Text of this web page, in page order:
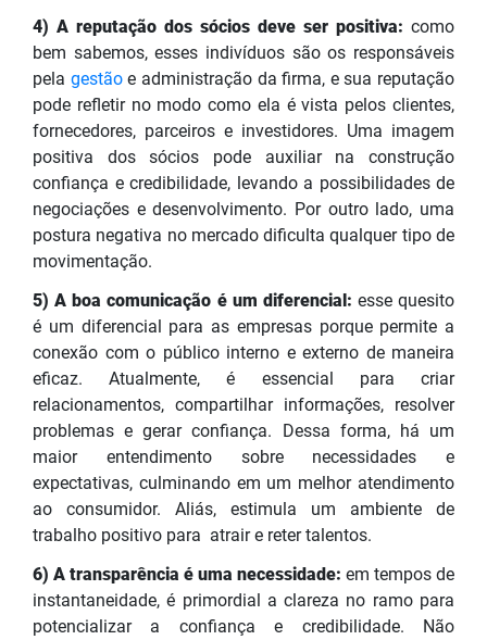
4) A reputação dos sócios deve ser positiva: como
bem sabemos, esses indivíduos são os responsáveis
pela gestãoe administração da firma, e sua reputação
pode refletir no modo como ela é vista pelos clientes,
fornecedores, parceiros e investidores. Uma imagem
positiva dos sócios pode auxiliar na construção
confiança e credibilidade, levando a possibilidades de
negociações e desenvolvimento. Por outro lado, uma
postura negativa no mercado dificulta qualquer tipo de
movimentação.
5) A boa comunicação é um diferencial: esse quesito
é um diferencial para as empresas porque permite a
conexão com o público interno e externo de maneira
eficaz. Atualmente, é essencial para criar
relacionamentos, compartilhar informações, resolver
problemas e gerar confiança. Dessa forma, há um
maior entendimento sobre necessidades e
expectativas, culminando em um melhor atendimento
ao consumidor. Aliás, estimula um ambiente de
trabalho positivo para atrair e reter talentos.
6) A transparência é uma necessidade: em tempos de
instantaneidade, é primordial a clareza no ramo para
potencializar a confiança e credibilidade. Não